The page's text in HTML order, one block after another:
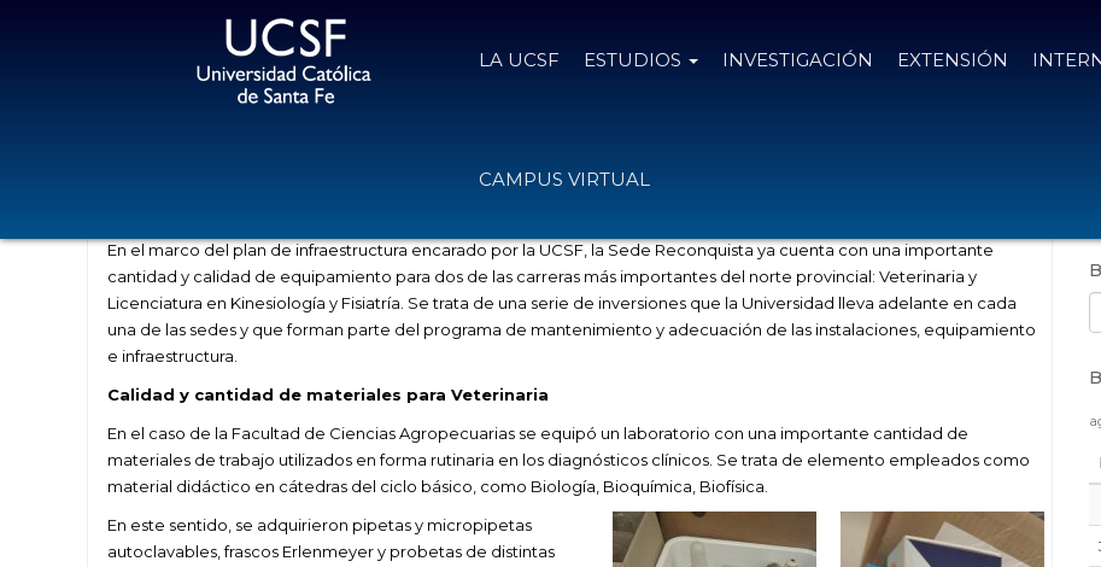
LA UCSF ESTUDIOS INVESTIGACIÓN EXTENSIÓN
CAMPUS VIRTUAL
En el marco del plan de infraestructura encarado por la UCSF, la Sede Reconquista ya cuenta con una importante
cantidad y calidad de equipamiento para dos de las carreras más importantes del norte provincial: Veterinaria y
Licenciatura en Kinesiología y Fisiatría. Se trata de una serie de inversiones que la Universidad lleva adelante en cada
una de las sedes y que forman parte del programa de mantenimiento y adecuación de las instalaciones, equipamiento
e infraestructura.
Calidad y cantidad de materiales para Veterinaria
En el caso de la Facultad de Ciencias Agropecuarias se equipó un laboratorio con una importante cantidad de
materiales de trabajo utilizados en forma rutinaria en los diagnósticos clínicos. Se trata de elemento empleados como
material didáctico en cátedras del ciclo básico, como Biología, Bioquímica, Biofísica.
En este sentido, se adquirieron pipetas y micropipetas
autoclavables, frascos Erlenmeyer y probetas de distintas